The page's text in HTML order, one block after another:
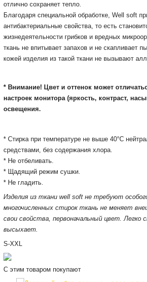
отлично сохраняет тепло.
Благодаря специальной обработке, Well soft
антибактериальные свойства, то есть
жизнедеятельности грибков и вредных
ткань не впитывает запахов и не скапливает
кожей изделия из такой ткани не вызывают
* Внимание! Цвет и оттенок может
настроек монитора(яркость, контраст,
освещения.
* Стирка при температуре не выше 40°С
средствами, без содержания хлора.
* Не отбеливать.
* Щадящий режим сушки.
* Не гладить.
Изделия из ткани well soft не требуют
многочисленных стирок ткань не меняет
свои свойства, первоначальный цвет.
высыхает.
S-XXL
С этим товаром покупают